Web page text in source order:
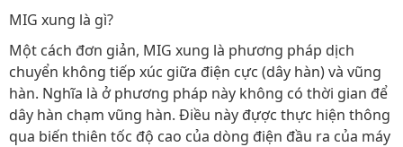
MIG xung là gì?
Một cách đơn giản, MIG xung là phương pháp dịch
chuyển không tiếp xúc giữa điện cực (dây hàn) và vũng
hàn. Nghĩa là ở phương pháp này không có thời gian để
dây hàn chạm vũng hàn. Điều này đựợc thực hiện thông
qua biến thiên tốc độ cao của dòng điện đầu ra của máy